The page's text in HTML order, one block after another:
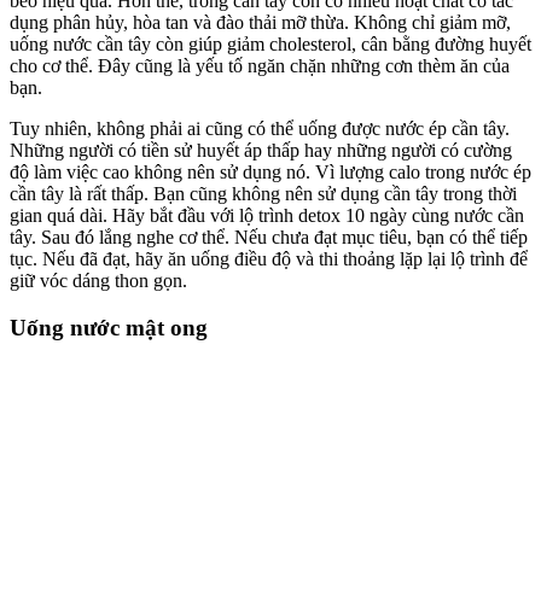
dụng phân hủy, hòa tan và đào thải mỡ thừa. Không chỉ giảm mỡ,
uống nước cần tây còn giúp giảm cholesterol, cân bằng đường huyết
cho cơ thể. Đây cũng là yếu tố ngăn chặn những cơn thèm ăn của
bạn.
Tuy nhiên, không phải ai cũng có thể uống được nước ép cần tây.
Những người có tiền sử huyết áp thấp hay những người có cường
độ làm việc cao không nên sử dụng nó. Vì lượng calo trong nước ép
cần tây là rất thấp. Bạn cũng không nên sử dụng cần tây trong thời
gian quá dài. Hãy bắt đầu với lộ trình detox 10 ngày cùng nước cần
tây. Sau đó lắng nghe cơ thể. Nếu chưa đạt mục tiêu, bạn có thể tiếp
tục. Nếu đã đạt, hãy ăn uống điều độ và thi thoảng lặp lại lộ trình để
giữ vóc dáng thon gọn.
Uống nước mật ong